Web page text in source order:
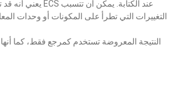
التغييرات التي تطرأ على المكونات أو وحدات
النتيجة المعروضة تستخدم كمرجع فقط، كما